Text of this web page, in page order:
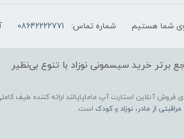
شماره تماس: 08642222771
برتر خرید سیسمونی نوزاد با تنوع بی‌نظیر
فروش آنلاین استارت آپ ماماپاپالند ارائه کننده طیف
مراقبتی از مادر، نوزاد وکودک است.